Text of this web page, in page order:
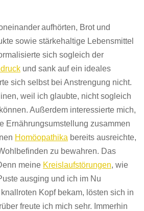
aufhörten, Brot und
sowie stärkehaltige Lebensmittel
sich sogleich der
und sank auf ein ideales
sich selbst bei Anstrengung nicht.
weil ich glaubte, nicht sogleich
Außerdem interessierte mich,
Ernährungsumstellung zusammen
Homöopathika bereits ausreichte,
zu bewahren. Das
meine Kreislaufstörungen, wie
ausging und ich im Nu
Kopf bekam, lösten sich in
freute ich mich sehr. Immerhin